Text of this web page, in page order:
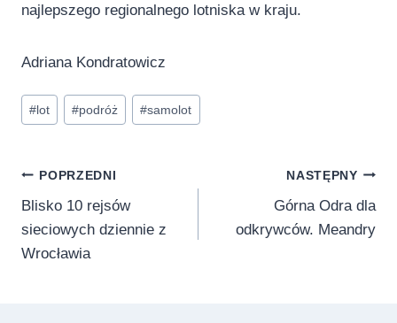
najlepszego regionalnego lotniska w kraju.
Adriana Kondratowicz
Tagi
wpisu:
# lot #podróż #samolot
Nawigacja
wpisu
POPRZEDNI
Blisko 10 rejsów
sieciowych dziennie z
Wrocławia
NASTĘPNY
Górna Odra dla
odkrywców. Meandry